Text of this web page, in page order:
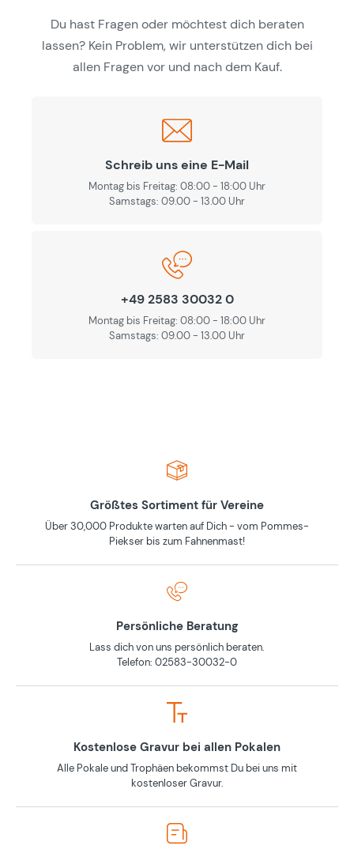
Du hast Fragen oder möchtest dich beraten
lassen? Kein Problem, wir unterstützen dich bei
allen Fragen vor und nach dem Kauf.
Schreib uns eine E-Mail
Montag bis Freitag: 08:00 - 18:00 Uhr
Samstags: 09.00 - 13.00 Uhr
+49 2583 30032 0
Montag bis Freitag: 08:00 - 18:00 Uhr
Samstags: 09.00 - 13.00 Uhr
Größtes Sortiment für Vereine
Über 30,000 Produkte warten auf Dich - vom Pommes-
Piekser bis zum Fahnenmast!
Persönliche Beratung
Lass dich von uns persönlich beraten.
Telefon: 02583-30032-0
Kostenlose Gravur bei allen Pokalen
Alle Pokale und Trophäen bekommst Du bei uns mit
kostenloser Gravur.